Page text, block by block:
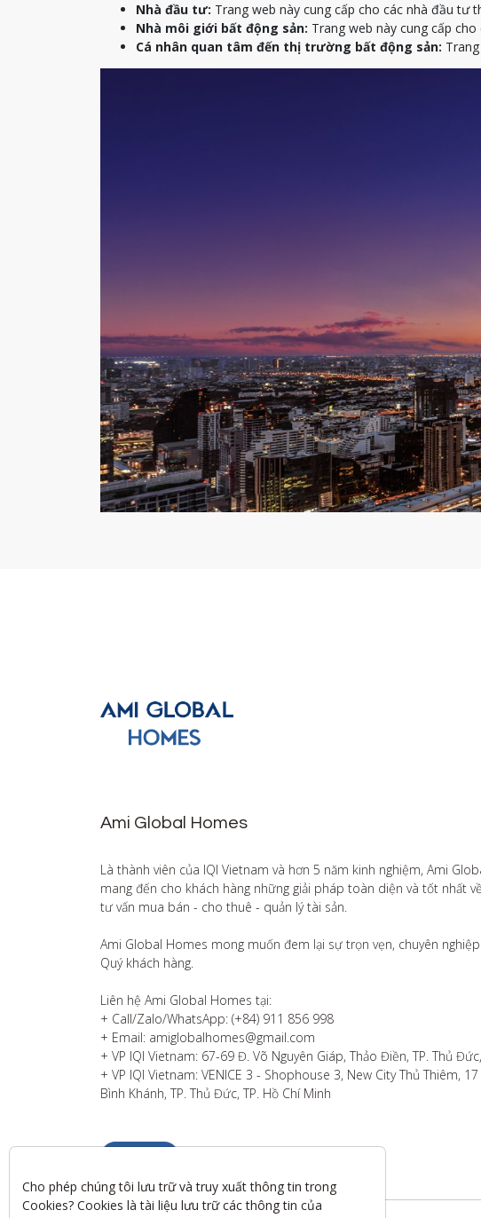
Nhà đầu tư: Trang web này cung cấp cho các nhà đầu tư
Nhà môi giới bất động sản: Trang web này cung cấp
Cá nhân quan tâm đến thị trường bất động sản:
Ami Global Homes
Là thành viên của IQI Vietnam và hơn 5 năm kinh nghiệm, Ami
mang đến cho khách hàng những giải pháp toàn diện và tốt nhất
tư vấn mua bán - cho thuê - quản lý tài sản.
Ami Global Homes mong muốn đem lại sự trọn vẹn, chuyên
Quý khách hàng.
Liên hệ Ami Global Homes tại:
+ Call/Zalo/WhatsApp: (+84) 911 856 998
+ Email: amiglobalhomes@gmail.com
+ VP IQI Vietnam: 67-69 Đ. Võ Nguyên Giáp, Thảo Điền, TP. Thủ
+ VP IQI Vietnam: VENICE 3 - Shophouse 3, New City Thủ Thiêm,
Bình Khánh, TP. Thủ Đức, TP. Hồ Chí Minh
Cho phép chúng tôi lưu trữ và truy xuất thông tin trong
Cookies? Cookies là tài liệu lưu trữ các thông tin của